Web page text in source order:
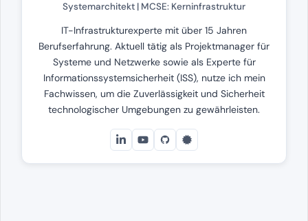
Systemarchitekt | MCSE: Kerninfrastruktur
IT-Infrastrukturexperte mit über 15 Jahren
Berufserfahrung. Aktuell tätig als Projektmanager für
Systeme und Netzwerke sowie als Experte für
Informationssystemsicherheit (ISS), nutze ich mein
Fachwissen, um die Zuverlässigkeit und Sicherheit
technologischer Umgebungen zu gewährleisten.